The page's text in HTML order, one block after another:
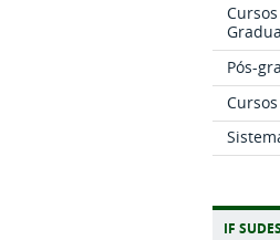
Pós-
Cursos
IF